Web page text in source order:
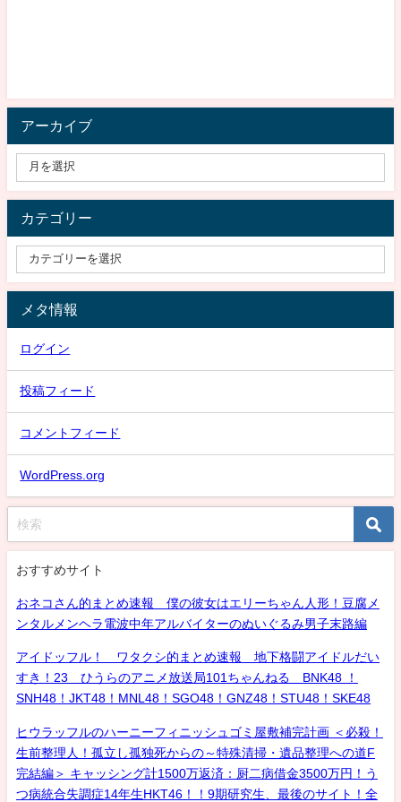
アーカイブ
カテゴリー
メタ情報
ログイン
投稿フィード
コメントフィード
WordPress.org
おすすめサイト
おネコさん的まとめ速報 僕の彼女はエリーちゃん人形！豆腐メ
ンタルメンヘラ電波中年アルバイターのぬいぐるみ男子末路編
アイドッフル！ ワタクシ的まとめ速報 地下格闘アイドルだい
すき！23 ひうらのアニメ放送局101ちゃんねる BNK48 ！
SNH48！JKT48！MNL48！SGO48！GNZ48！STU48！SKE48
ヒウラッフルのハーニーフィニッシュゴミ屋敷補完計画 ＜必殺！
生前整理人！孤立し孤独死からの～特殊清掃・遺品整理への道F
完結編＞ キャッシング計1500万返済：厨二病借金3500万円！う
つ病統合失調症14年生HKT46！！9期研究生、最後のサイト！全